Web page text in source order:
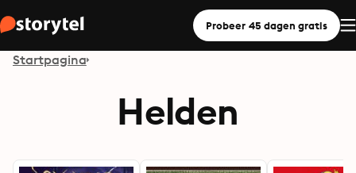
Probeer 45 dagen gratis
Startpagina
Helden